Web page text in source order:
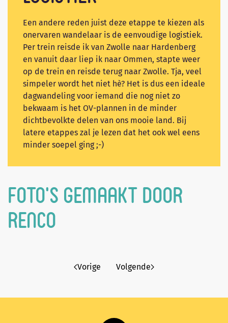
Een andere reden juist deze etappe te kiezen als
onervaren wandelaar is de eenvoudige logistiek.
Per trein reisde ik van Zwolle naar Hardenberg
en vanuit daar liep ik naar Ommen, stapte weer
op de trein en reisde terug naar Zwolle. Tja, veel
simpeler wordt het niet hè? Het is dus een ideale
dagwandeling voor iemand die nog niet zo
bekwaam is het OV-plannen in de minder
dichtbevolkte delen van ons mooie land. Bij
latere etappes zal je lezen dat het ook wel eens
minder soepel ging ;-)
Foto’s gemaakt door
Renco
Vorige Volgende